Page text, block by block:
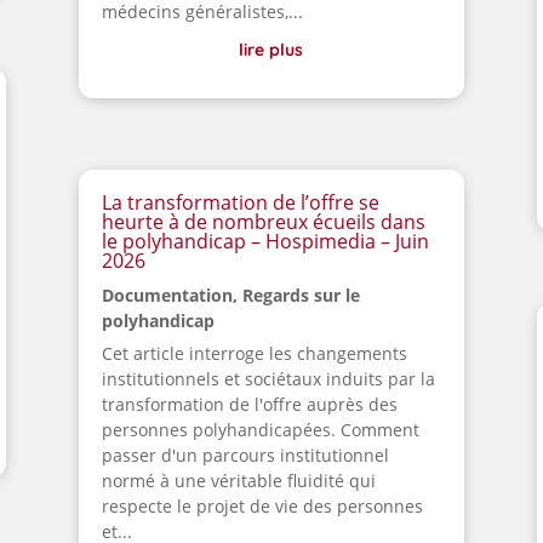
médecins généralistes,...
lire plus
La transformation de l’offre se
heurte à de nombreux écueils dans
le polyhandicap – Hospimedia – Juin
2026
Documentation, Regards sur le
polyhandicap
Cet article interroge les changements
institutionnels et sociétaux induits par la
transformation de l'offre auprès des
personnes polyhandicapées. Comment
passer d'un parcours institutionnel
normé à une véritable fluidité qui
respecte le projet de vie des personnes
et...